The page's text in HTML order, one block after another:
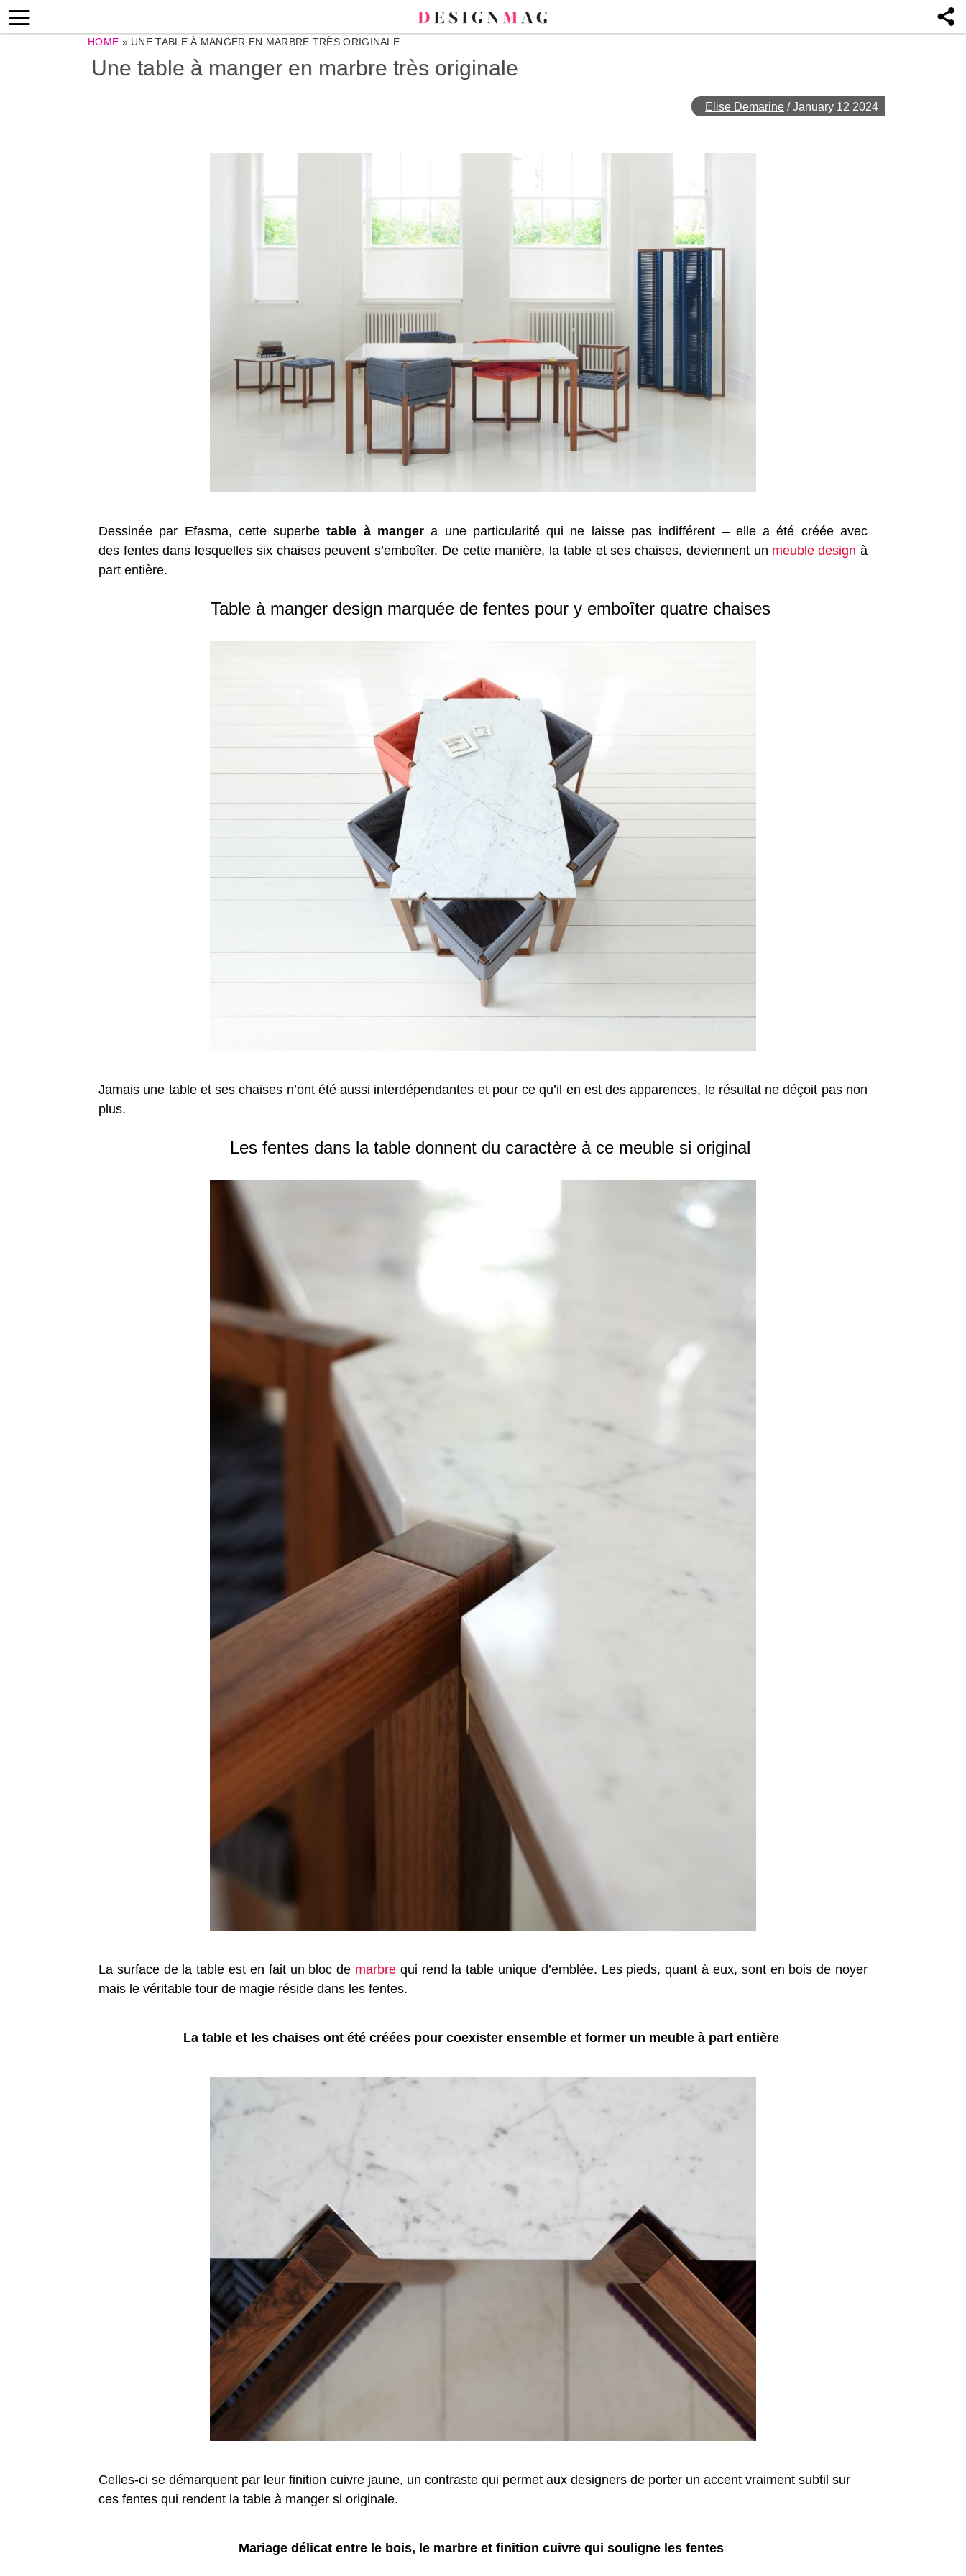
HOME » UNE TABLE À MANGER EN MARBRE TRÈS ORIGINALE
Une table à manger en marbre très originale
Elise Demarine /January 12 2024
Dessinée par Efasma, cette superbetable à manger a une particularité qui ne laisse pas indifférent – elle a été créée avec
des fentes dans lesquelles six chaises peuvent s’emboîter. De cette manière, la table et ses chaises, deviennent un meuble design à
part entière.
Table à manger design marquée de fentes pour y emboîter quatre chaises
Jamais une table et ses chaises n’ont été aussi interdépendantes et pour ce qu’il en est des apparences, le résultat ne déçoit pas non
plus.
Les fentes dans la table donnent du caractère à ce meuble si original
La surface de la table est en fait un bloc de marbrequi rend la table unique d’emblée. Les pieds, quant à eux, sont en bois de noyer
mais le véritable tour de magie réside dans les fentes.
La table et les chaises ont été créées pour coexister ensemble et former un meuble à part entière
Celles-ci se démarquent par leur finition cuivre jaune, un contraste qui permet aux designers de porter un accent vraiment subtil sur
ces fentes qui rendent la table à manger si originale.
Mariage délicat entre le bois, le marbre et finition cuivre qui souligne les fentes